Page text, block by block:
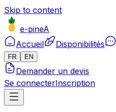
Skip to content
e-pineA
Accueil
Disponibilités
FR EN
Demander un devis
Se connecterInscription